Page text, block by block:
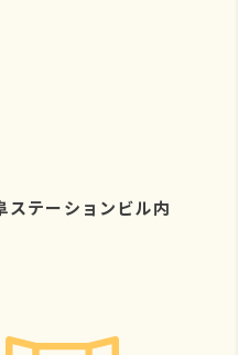
テーションビル内